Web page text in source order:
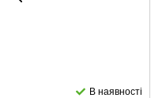
В наявності